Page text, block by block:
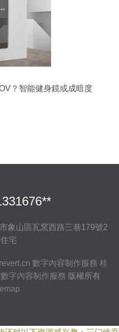
？智能健身鏡或成暗度
象山區瓦窯西路三巷179號2
宅
數字內容制作服務 桂
數字內容制作服務 版權所有